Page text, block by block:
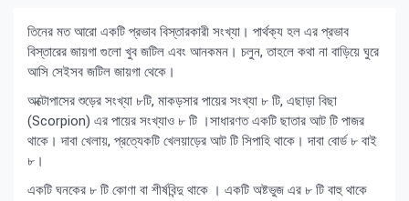
তিনের মত আরো একটি প্রভাব বিস্তারকারী সংখ্যা। পার্থক্য হল এর প্রভাব
বিস্তারের জায়গা গুলো খুব জটিল এবং আনকমন। চলুন, তাহলে কথা না বাড়িয়ে ঘুরে
আসি সেইসব জটিল জায়গা থেকে।
অক্টোপাসের শুড়ের সংখ্যা ৮টি, মাকড়সার পায়ের সংখ্যা ৮ টি, এছাড়া বিছা
(Scorpion) এর পায়ের সংখ্যাও ৮ টি ।সাধারণত একটি ছাতার আট টি পাজর
থাকে। দাবা খেলায়, প্রত্যেকটি খেলয়াড়ের আট টি সিপাহি থাকে। দাবা বোর্ড ৮ বাই
৮।
একটি ঘনকের ৮ টি কোণা বা শীর্ষবিন্দু থাকে । একটি অষ্টভুজ এর ৮ টি বাহু থাকে